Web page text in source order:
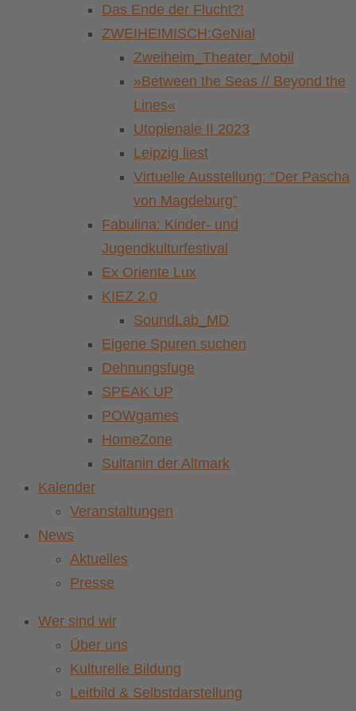
Das Ende der Flucht?!
ZWEIHEIMISCH:GeNial
Zweiheim_Theater_Mobil
»Between the Seas // Beyond the
Lines«
Utopienale II 2023
Leipzig liest
Virtuelle Ausstellung: “Der Pascha
von Magdeburg”
Fabulina: Kinder- und
Jugendkulturfestival
Ex Oriente Lux
KIEZ 2.0
SoundLab_MD
Eigene Spuren suchen
Dehnungsfuge
SPEAK UP
POWgames
HomeZone
Sultanin der Altmark
Kalender
Veranstaltungen
News
Aktuelles
Presse
Wer sind wir
Über uns
Kulturelle Bildung
Leitbild & Selbstdarstellung